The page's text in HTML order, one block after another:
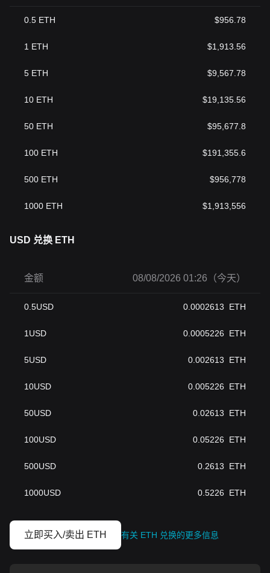
0.5 ETH $956.78
1 ETH $1,913.56
5 ETH $9,567.78
10 ETH $19,135.56
50 ETH $95,677.8
100 ETH $191,355.6
500 ETH $956,778
1000 ETH $1,913,556
USD 兑换 ETH
金额 08/08/2026 01:26（今天）
0.5USD 0.0002613 ETH
1 USD 0.0005226 ETH
5USD 0.002613 ETH
10USD 0.005226 ETH
50USD 0.02613 ETH
100USD 0.05226 ETH
500USD 0.2613 ETH
1000USD 0.5226 ETH
立即买入/卖出 ETH 有关 ETH 兑换的更多信息